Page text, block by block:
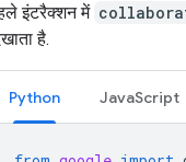
इंटरैक्शन में
है.
Python JavaScript